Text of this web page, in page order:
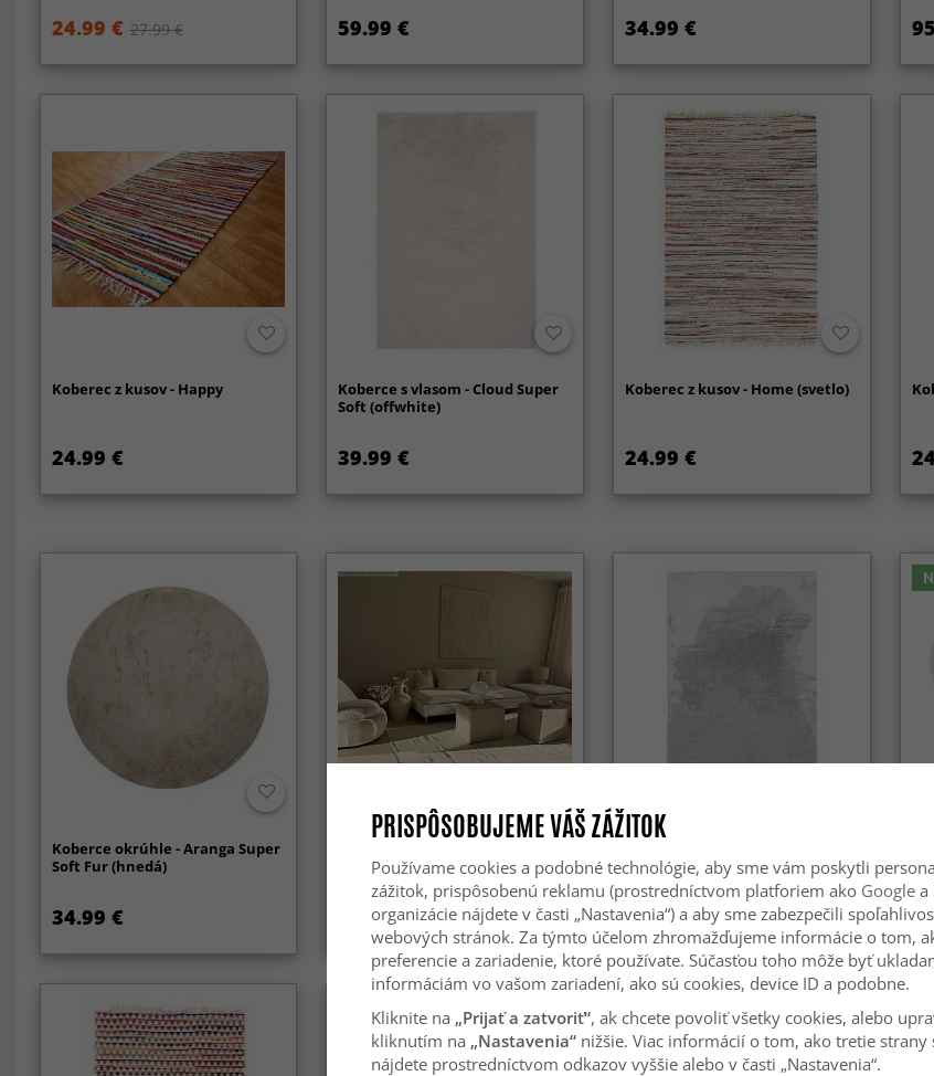
24.99 € 27.99 € 59.99 € 34.99 €
Koberec z kusov - Happy
24.99 €
Koberce s vlasom - Cloud Super
Soft (offwhite)
39.99 €
Koberec z kusov - Home (svetlo)
24.99 €
Koberce okrúhle - Aranga Super
Soft Fur (hnedá)
34.99 €
(príroda)
47.99 € 52.99 €
Aranga Super Soft Fur (šedá)
34.99 €
PRISPÔSOBUJEME VÁŠ ZÁŽITOK
Používame cookies a podobné technológie, aby sme vám poskytli
zážitok, prispôsobenú reklamu (prostredníctvom platforiem ako Googlea
organizácie nájdete v časti „Nastavenia“) a aby sme zabezpečili
webových stránok. Za týmto účelom zhromažďujeme informácie o tom,
preferencie a zariadenie, ktoré používate. Súčasťou toho môže byť
informáciám vo vašom zariadení, ako sú cookies, device ID a podobne.
Kliknite na „Prijať a zatvoriť“, ak chcete povoliť všetky cookies, alebo
kliknutím na „Nastavenia“nižšie. Viac informácií o tom, ako tretie strany
nájdete prostredníctvom odkazov vyššie alebo v časti „Nastavenia“.